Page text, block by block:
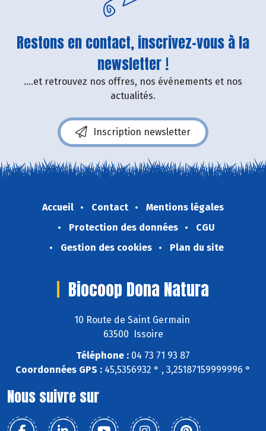
Restons en contact, inscrivez-vous à la
newsletter !
....et retrouvez nos offres, nos événements et nos
actualités.
Inscription newsletter
Accueil Contact
Mentions légales
Protection des données
CGU
Gestion des cookies
Plan du site
Biocoop Dona Natura
10 Route de Saint Germain
63500 Issoire
Téléphone : 04 73 71 93 87
Coordonnées GPS : 45,5356932 ° , 3,25187159999996 °
Nous suivre sur